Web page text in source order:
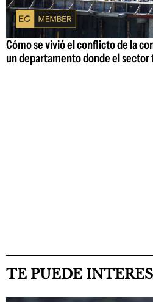
Cómo se vivió el conflicto de la
un departamento donde el
TE PUEDE